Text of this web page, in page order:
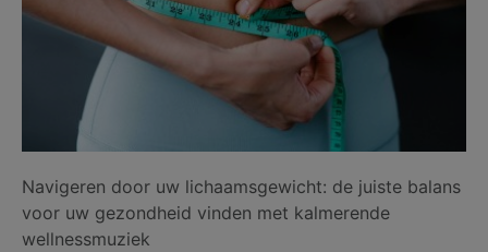
Navigeren door uw lichaamsgewicht: de juiste balans
voor uw gezondheid vinden met kalmerende
wellnessmuziek